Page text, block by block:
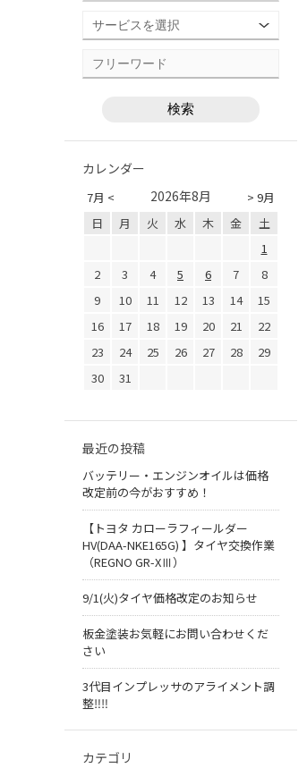
カレンダー
7月 < > 9月
2026年8月
日 月 火 水 木 金
土
1
2
3 4 5 6 7
8
9
10 11 12 13 14
15
16
17 18 19 20 21
22
23
24 25 26 27 28
29
30
31
最近の投稿
バッテリー・エンジンオイルは価格
改定前の今がおすすめ！
【トヨタ カローラフィールダー
HV(DAA-NKE165G) 】タイヤ交換作業
（REGNO GR-XⅢ）
9/1(火)タイヤ価格改定のお知らせ
板金塗装お気軽にお問い合わせくだ
さい
3代目インプレッサのアライメント調
整‼︎‼︎
カテゴリ